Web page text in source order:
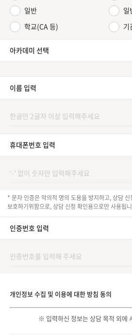
일반
일
학교(CA 등)
기
아카데미 선택
이름 입력
휴대폰번호 입력
* 문자 인증은 악의적 명의 도용을 방지하고, 상담
보호하기위함으로, 상담 신청 확인용으로만 사용됩
인증번호 입력
개인정보 수집 및 이용에 대한 방침 동의
※ 입력하신 정보는 상담 목적 외에